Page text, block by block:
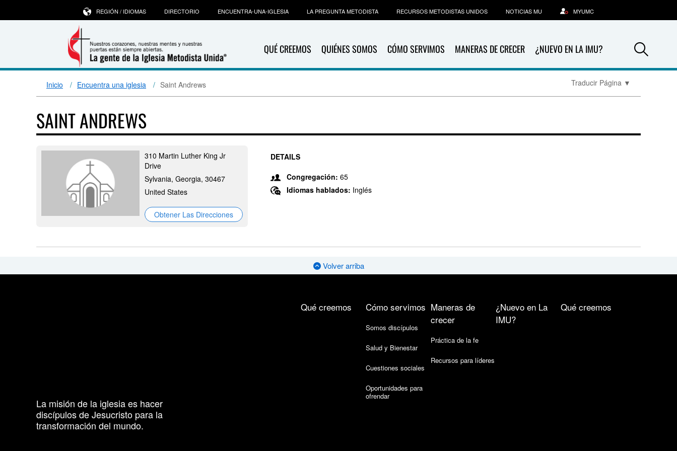
QUÉ CREEMOS QUIÉNES SOMOS CÓMO SERVIMOS MANERAS DE CRECER ¿NUEVO EN LA IMU?
REGIÓN / IDIOMAS DIRECTORIO ENCUENTRA-UNA-IGLESIA LA PREGUNTA METODISTA RECURSOS METODISTAS UNIDOS NOTICIAS MU MYUMC
Inicio Encuentra una iglesia Saint Andrews Traducir Página ▼
SAINT ANDREWS
310 Martin Luther King Jr
Drive
Sylvania, Georgia, 30467
United States
Obtener Las Direcciones
DETAILS
Congregación: 65
Idiomas hablados: Inglés
Volver arriba
La misión de la iglesia es hacer
discípulos de Jesucristo para la
transformación del mundo.
Qué creemos Cómo servimos
Somos discípulos
Salud y Bienestar
Cuestiones sociales
Oportunidades para
ofrendar
Maneras de
crecer
Práctica de la fe
Recursos para líderes
¿Nuevo en La
IMU?
Qué creemos